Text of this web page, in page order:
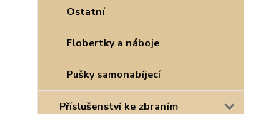
Ostatní
Flobertky a náboje
Pušky samonabíjecí
Příslušenství ke zbraním